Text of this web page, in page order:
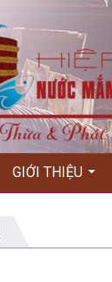
GIỚI THIỆU